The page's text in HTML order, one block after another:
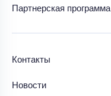
Партнерская программа
Контакты
Новости